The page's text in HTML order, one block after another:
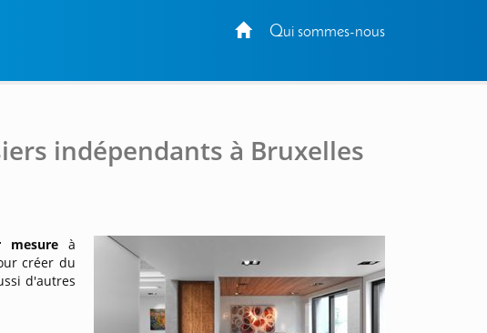
Qui sommes-nous
indépendants à Bruxelles
mesure à
créer du
d'autres